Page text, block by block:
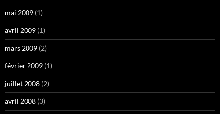
mai 2009 (1)
avril 2009 (1)
mars 2009 (2)
février 2009 (1)
juillet 2008 (2)
avril 2008 (3)